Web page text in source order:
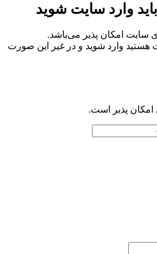
وارد سایت شوید
سایت امکان پذیر می‌باشد.
هستید وارد شوید و در غیر این صورت
امکان پذیر است.